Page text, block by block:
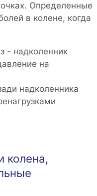
Определенные
в колене, когда
- надколенник
на
надколенника
колена,